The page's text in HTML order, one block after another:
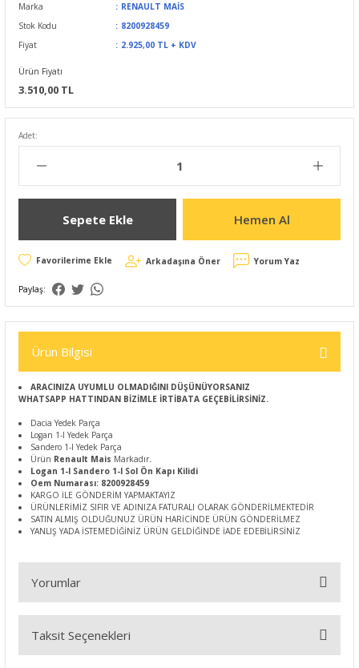
Marka
RENAULT MAİS
Stok Kodu
8200928459
Fiyat
2.925,00 TL + KDV
Ürün Fiyatı
3.510,00 TL
Adet:
Sepete Ekle Hemen Al
Arkadaşına Öner Yorum Yaz
Paylaş:
Ürün Bilgisi
ARACINIZA UYUMLU OLMADIĞINI DÜŞÜNÜYORSANIZ
WHATSAPP HATTINDAN BİZİMLE İRTİBATA GEÇEBİLİRSİNİZ.
Dacia Yedek Parça
Logan 1-I Yedek Parça
Sandero 1-I Yedek Parça
Ürün Renault Mais Markadır.
Logan 1-I Sandero 1-I Sol Ön Kapı Kilidi
Oem Numarası: 8200928459
KARGO İLE GÖNDERİM YAPMAKTAYIZ
ÜRÜNLERİMİZ SIFIR VE ADINIZA FATURALI OLARAK GÖNDERİLMEKTEDİR
SATIN ALMIŞ OLDUĞUNUZ ÜRÜN HARİCİNDE ÜRÜN GÖNDERİLMEZ
YANLIŞ YADA İSTEMEDİĞİNİZ ÜRÜN GELDİĞİNDE İADE EDEBİLİRSİNİZ
Yorumlar
Bu ürüne ilk yorumu siz yapın!
Taksit Seçenekleri